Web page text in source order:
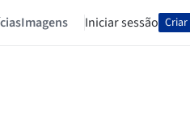
Imagens Iniciar sessão